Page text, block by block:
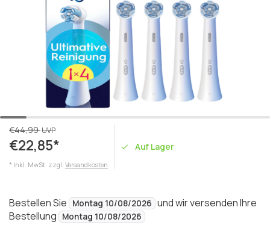
€44,99UVP
€22,85*
* Inkl. MwSt. zzgl. Versandkosten
Auf Lager
Bestellen Sie Montag 10/08/2026 und wir versenden Ihre
Bestellung
Montag 10/08/2026